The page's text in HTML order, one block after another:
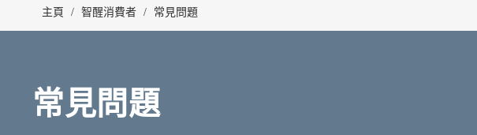
主頁 / 智醒消費者 / 常見問題
常見問題